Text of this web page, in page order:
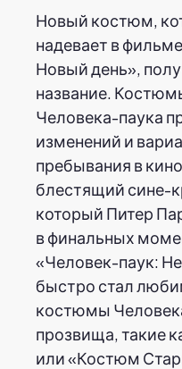
Новый костюм,
надевает в
Новый день»,
название.
Человека-паука
изменений и
пребывания в
блестящий сине-
который Питер
в финальных
«Человек-паук:
быстро стал
костюмы
прозвища, такие
или «Костюм